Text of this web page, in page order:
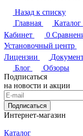
Назад к списку
Главная
Каталог
Кабинет
0
Установочный центр
Лицензии
Блог
Обзоры
Подписаться
на новости и акции
Подписаться
Интернет-магазин
Каталог